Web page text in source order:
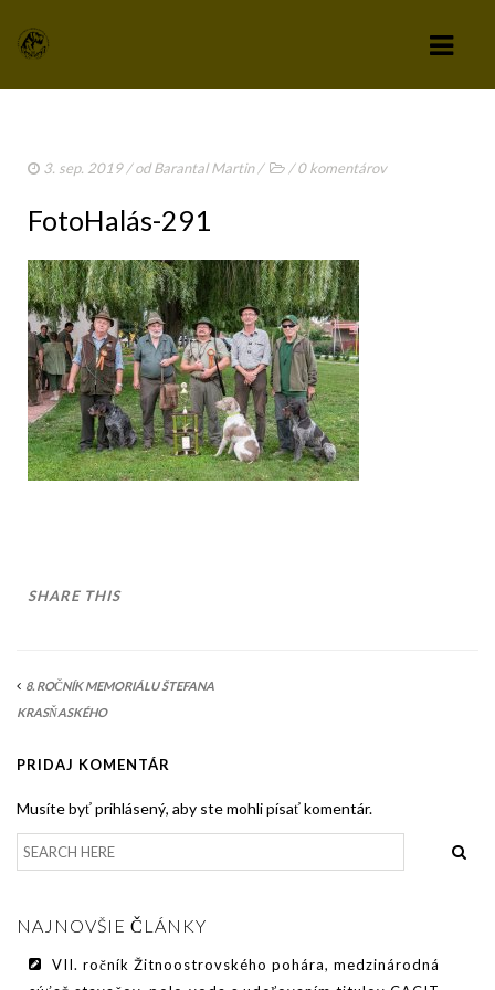
STANOVY KLUBU
CHOVATEĽSKÝ A ZÁPISNÝ PORIADOK
SPRAVODAJCA
TLAČIVÁ A PRIHLÁŠKY
KLUBOVÉ POPLATKY
ZÁPISNICE Z ČLENSKEJ SCHÔDZE
DEUTSCH DRAHTHAAR
PODMIENKY CHOVNOSTI
CHOVATEĽSKÉ STANICE
OČAKÁVANÉ VRHY NDS V ROKU 2026
PUDELPOINTER
ŠTANDARD
3. sep. 2019/ odBarantal Martin/ /0 komentárov
FotoHalás-291
SHARE THIS
8. ROČNÍK MEMORIÁLU ŠTEFANA
KRASŇASKÉHO
PRIDAJ KOMENTÁR
Musíte byť prihlásený, aby ste mohli písať komentár.
NAJNOVŠIE ČLÁNKY
VII. ročník Žitnoostrovského pohára, medzinárodná